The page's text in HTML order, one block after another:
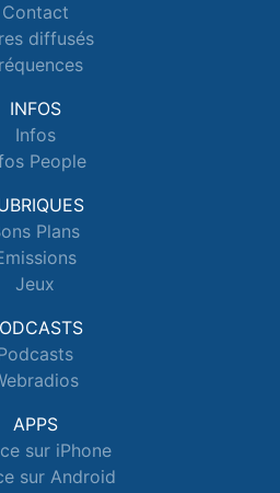
Contact
diffusés
INFOS
Infos
People
Plans
Jeux
APPS
sur iPhone
sur Android